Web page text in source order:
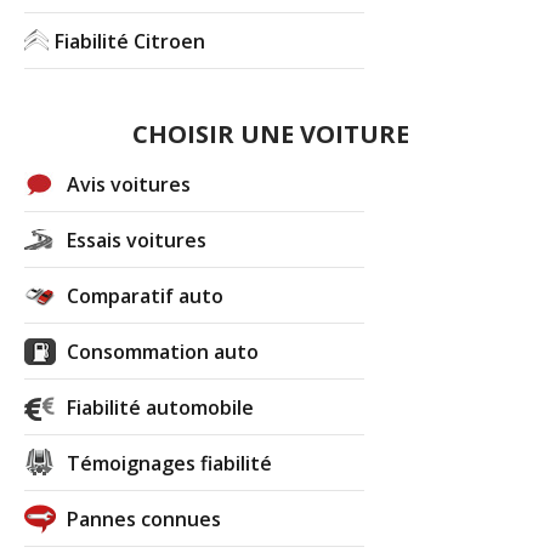
Fiabilité Citroen
CHOISIR UNE VOITURE
Avis voitures
Essais voitures
Comparatif auto
Consommation auto
Fiabilité automobile
Témoignages fiabilité
Pannes connues